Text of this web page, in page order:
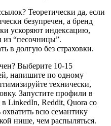
Теоретически да, если
безупречен, а бренд
ускоряют индексацию,
“песочницы”.
в долгую без страховки.
Выберите 10-15
напишите по одному
технически,
Запустите профили в
LinkedIn, Reddit, Quora со
всю семантику
нише, чем распыляться.